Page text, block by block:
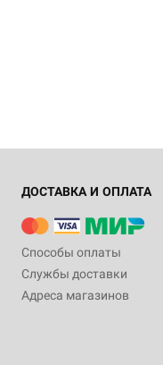
ДОСТАВКА И ОПЛАТА
Способы оплаты
Службы доставки
Адреса магазинов